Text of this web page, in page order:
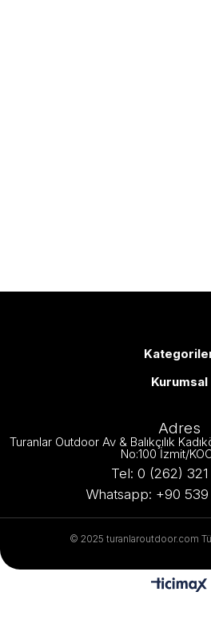
Kurumsal
Adres
Turanlar Outdoor Av & Balıkçılık
No:100 İzmit/
Tel: 0 (262)
Whatsapp: +90 539
© 2025 turanlaroutdoor.com